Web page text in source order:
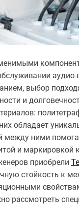
выбор
и
обладает
ними
и
приобрели
стойкость к
рассмотреть